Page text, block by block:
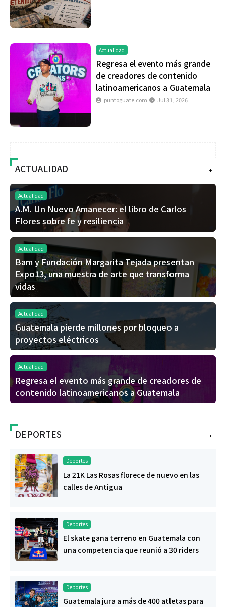
Actualidad
Regresa el evento más grande
de creadores de contenido
latinoamericanos a Guatemala
puntoguate.com Jul 31, 2026
+
ACTUALIDAD
Actualidad
A.M. Un Nuevo Amanecer: el libro de Carlos
Flores sobre fe y resiliencia
Actualidad
Bam y Fundación Margarita Tejada presentan
Expo13, una muestra de arte que transforma
vidas
Actualidad
Guatemala pierde millones por bloqueo a
proyectos eléctricos
Actualidad
Regresa el evento más grande de creadores de
contenido latinoamericanos a Guatemala
+
DEPORTES
Deportes
La 21K Las Rosas florece de nuevo en las
calles de Antigua
Deportes
El skate gana terreno en Guatemala con
una competencia que reunió a 30 riders
Deportes
Guatemala jura a más de 400 atletas para